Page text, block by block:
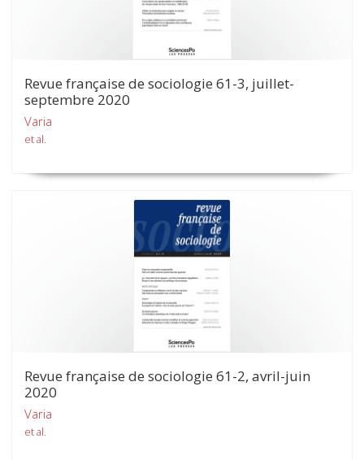
Revue française de sociologie 61-3, juillet-
septembre 2020
Varia
et al.
Revue française de sociologie 61-2, avril-juin
2020
Varia
et al.